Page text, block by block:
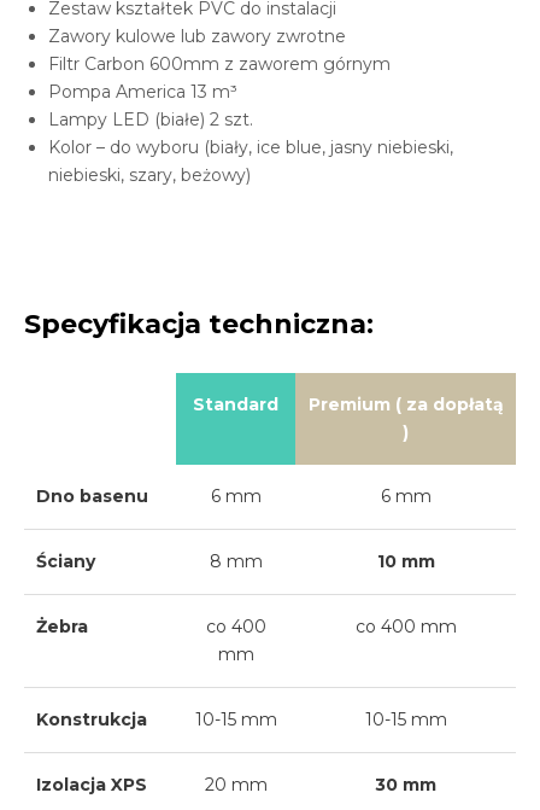
Zestaw kształtek PVC do instalacji
Zawory kulowe lub zawory zwrotne
Filtr Carbon 600mm z zaworem górnym
Pompa America 13 m³
Lampy LED (białe) 2 szt.
Kolor – do wyboru (biały, ice blue, jasny niebieski,
niebieski, szary, beżowy)
Specyfikacja techniczna:
Standard
Premium ( za dopłatą
)
Dno basenu 6 mm 6 mm
Ściany 8 mm 10 mm
Żebra
co 400
mm
co 400 mm
Konstrukcja 10-15 mm 10-15 mm
Izolacja XPS 20 mm 30 mm